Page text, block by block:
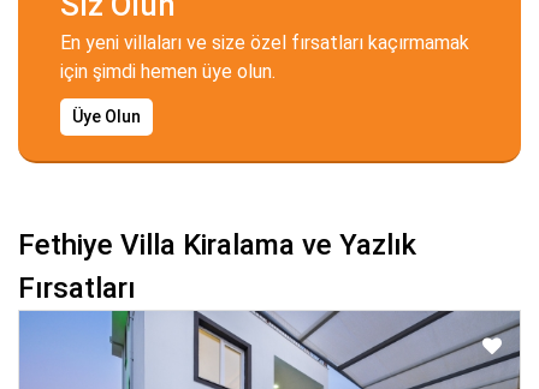
En yeni villaları ve size özel fırsatları kaçırmamak
için şimdi hemen üye olun.
Üye Olun
Fethiye Villa Kiralama ve Yazlık
Fırsatları